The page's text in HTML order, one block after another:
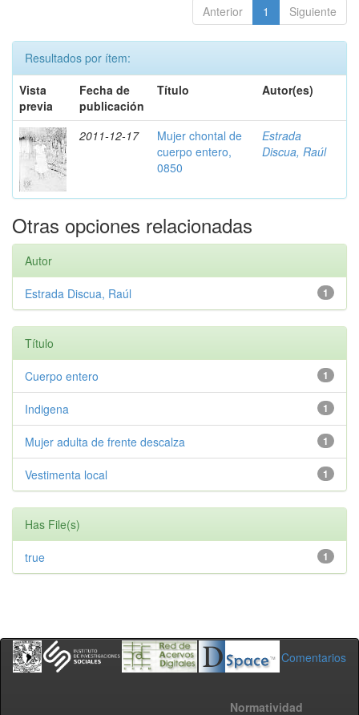
Anterior 1 Siguiente
Resultados por ítem:
Vista
previa
Fecha de
publicación
Título Autor(es)
2011-12-17
Mujer chontal de
cuerpo entero,
0850
Estrada
Discua, Raúl
Otras opciones relacionadas
Autor
1
Estrada Discua, Raúl
Título
1
Cuerpo entero
1
Indigena
1
Mujer adulta de frente descalza
1
Vestimenta local
Has File(s)
1
true
Comentarios
Normatividad